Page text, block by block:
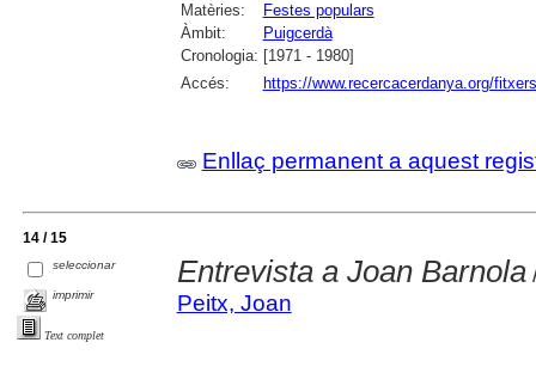
Matèries:
Festes populars
Àmbit:
Puigcerdà
Cronologia: [1971 - 1980]
Accés:
https://www.recercacerdanya.org/
Enllaç permanent a aquest
14 / 15
seleccionar
imprimir
Text complet
Entrevista a Joan Barnola
Peitx, Joan